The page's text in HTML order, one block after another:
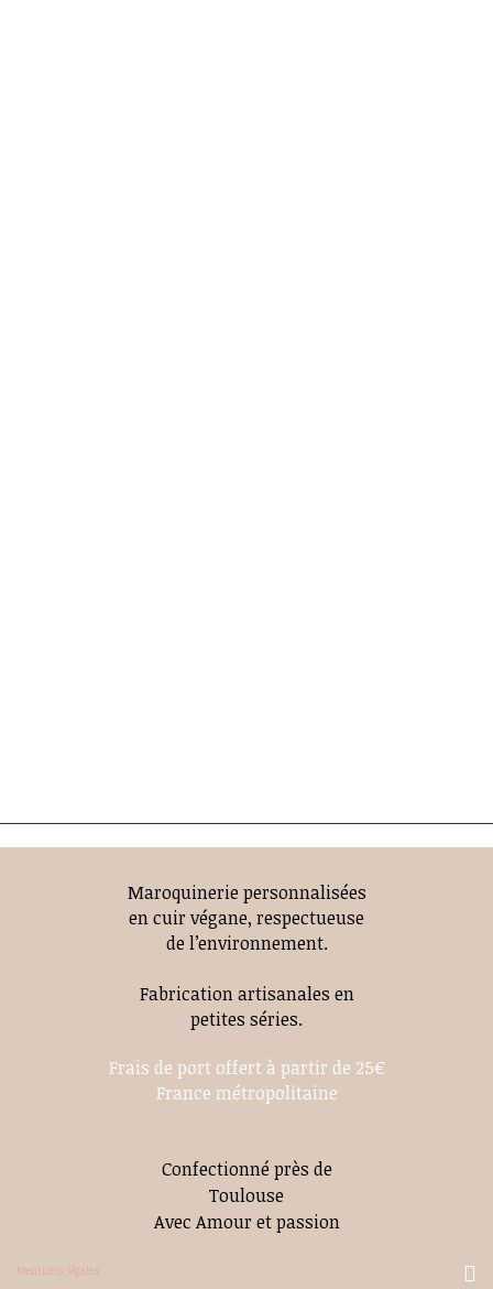
Maroquinerie personnalisées
en cuir végane, respectueuse
de l’environnement.
Fabrication artisanales en
petites séries.
Frais de port offert à partir de 25€
France métropolitaine
Confectionné près de
Toulouse
Avec Amour et passion
Mentions légales